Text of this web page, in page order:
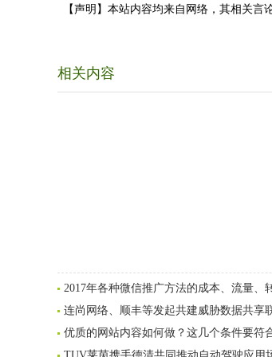
【声明】本站内容均来自网络，其相关
相关内容
2017年各种微信推广方法的成本、流量、
连尚网络、顺丰等发起共建威胁数据共享
优质的网站内容如何做？这几个条件要符